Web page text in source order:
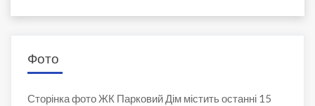
Фото
Сторінка фото ЖК Парковий Дім містить останні 15